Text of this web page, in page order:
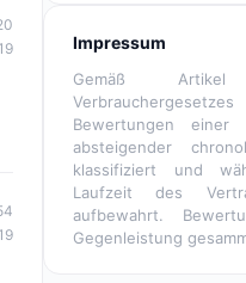
Impressum
Gemäß
Bewertungen einer
absteigender
klassifiziert und
Laufzeit des
aufbewahrt.
Gegenleistung